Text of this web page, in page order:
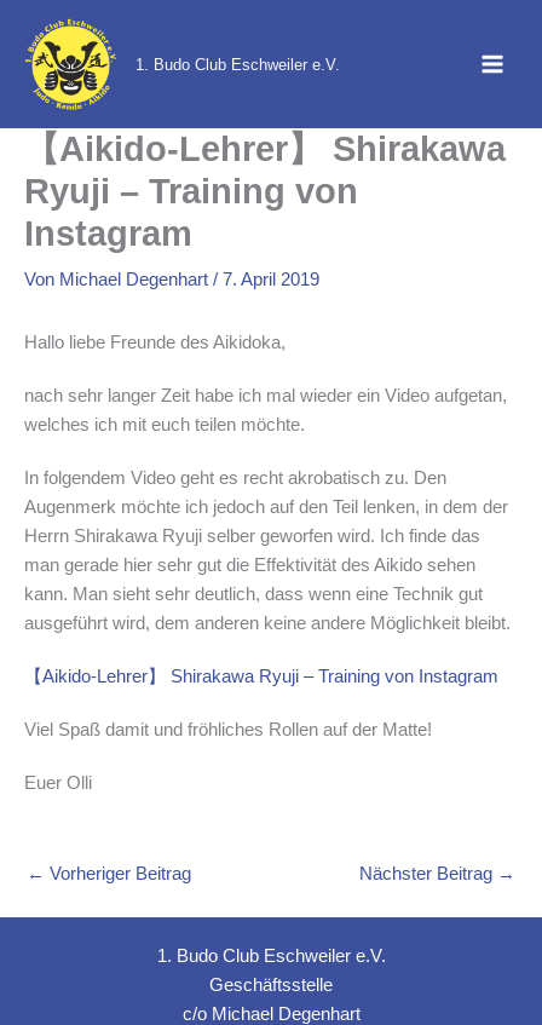
Inhalt
springen
1. Budo Club Eschweiler e.V.
【Aikido-Lehrer】 Shirakawa
Ryuji – Training von
Instagram
Von Michael Degenhart / 7. April 2019
Hallo liebe Freunde des Aikidoka,
nach sehr langer Zeit habe ich mal wieder ein Video aufgetan,
welches ich mit euch teilen möchte.
In folgendem Video geht es recht akrobatisch zu. Den
Augenmerk möchte ich jedoch auf den Teil lenken, in dem der
Herrn Shirakawa Ryuji selber geworfen wird. Ich finde das
man gerade hier sehr gut die Effektivität des Aikido sehen
kann. Man sieht sehr deutlich, dass wenn eine Technik gut
ausgeführt wird, dem anderen keine andere Möglichkeit bleibt.
【Aikido-Lehrer】 Shirakawa Ryuji – Training von Instagram
Viel Spaß damit und fröhliches Rollen auf der Matte!
Euer Olli
← Vorheriger Beitrag Nächster Beitrag →
1. Budo Club Eschweiler e.V.
Geschäftsstelle
c/o Michael Degenhart